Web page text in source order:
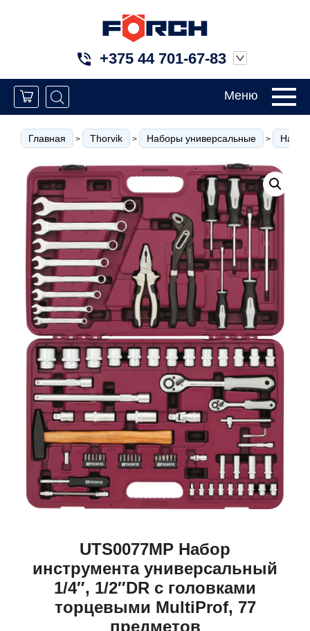
+375 44 701-67-83
Меню
Главная > Thorvik > Наборы универсальные >
UTS0077MP Набор
инструмента универсальный
1/4″, 1/2″DR с головками
торцевыми MultiProf, 77
предметов